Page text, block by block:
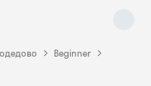
Beginner